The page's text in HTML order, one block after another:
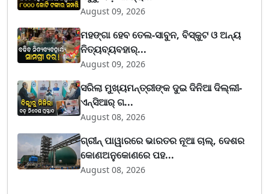
August 09, 2026
ମହଙ୍ଗା ହେବ ତେଲ-ସାବୁନ, ବିସ୍କୁଟ ଓ ଅନ୍ୟ
ନିତ୍ୟବ୍ୟବହାର୍...
August 09, 2026
ସରିଲା ମୁଖ୍ୟମନ୍ତ୍ରୀଙ୍କ ଦୁଇ ଦିନିଆ ଦିଲ୍ଲୀ-
ଏନ୍‌ସିଆର୍ ଗ...
August 08, 2026
ଗ୍ରୀନ୍ ପାୱାରରେ ଭାରତର ନୂଆ ଚାଲ୍, ଦେଶର
କୋଣଅନୁକୋଣରେ ପହ...
August 08, 2026